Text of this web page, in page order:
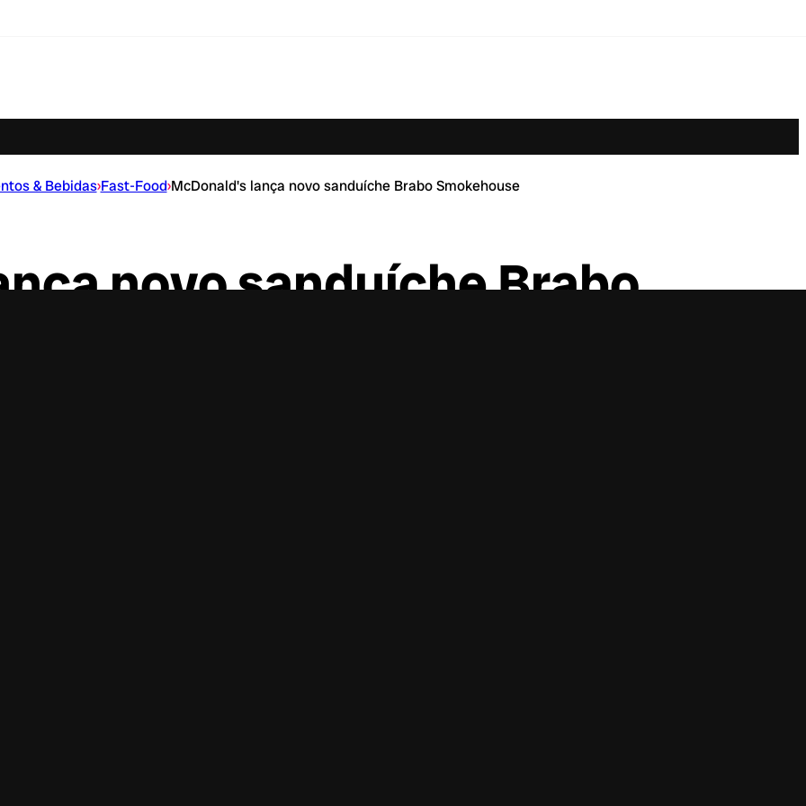
& Bebidas›Fast-Food›McDonald's lança novo sanduíche Brabo Smokehouse
novo sanduíche Brabo